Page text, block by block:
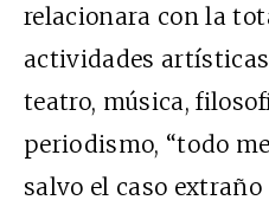
relacionara con la
actividades
teatro, música,
periodismo, “todo
salvo el caso